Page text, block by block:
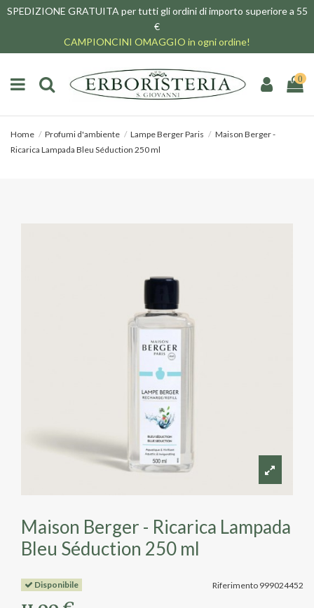
SPEDIZIONE GRATUITA per tutti gli ordini di importo superiore a 55
€
CAMPIONCINI OMAGGIO in ogni ordine!
0
Home Profumi d'ambiente Lampe Berger Paris
Maison Berger -
Ricarica Lampada Bleu Séduction 250 ml
Maison Berger - Ricarica Lampada
Bleu Séduction 250 ml
Riferimento 999024452
Disponibile